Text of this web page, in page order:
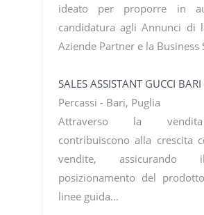
ideato per proporre in
candidatura agli Annunci di
Aziende Partner e la Business
SALES ASSISTANT GUCCI BARI
Percassi - Bari, Puglia
Attraverso la
contribuiscono alla crescita
vendite, assicurando
posizionamento del
linee guida...